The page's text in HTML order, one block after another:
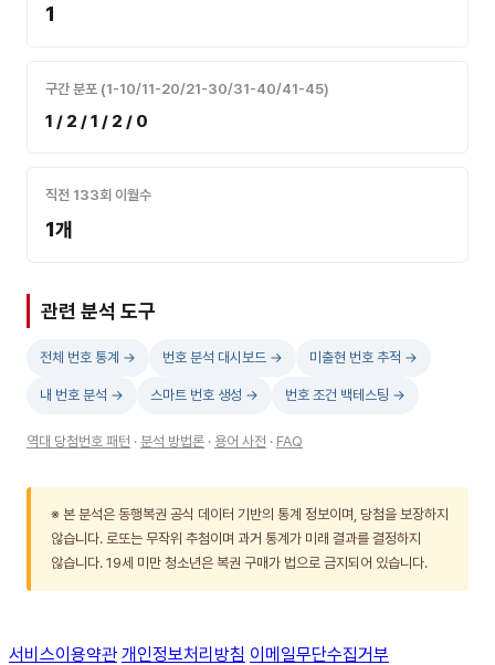
1
구간 분포 (1-10/11-20/21-30/31-40/41-45)
1 / 2 / 1 / 2 / 0
직전 133회 이월수
1개
관련 분석 도구
전체 번호 통계 → 번호 분석 대시보드 → 미출현 번호 추적 →
내 번호 분석 → 스마트 번호 생성 → 번호 조건 백테스팅 →
역대 당첨번호 패턴 · 분석 방법론 · 용어 사전 · FAQ
※ 본 분석은 동행복권 공식 데이터 기반의 통계 정보이며, 당첨을 보장하지
않습니다. 로또는 무작위 추첨이며 과거 통계가 미래 결과를 결정하지
않습니다. 19세 미만 청소년은 복권 구매가 법으로 금지되어 있습니다.
서비스이용약관 개인정보처리방침 이메일무단수집거부